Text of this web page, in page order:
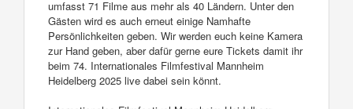
umfasst 71 Filme aus mehr als 40 Ländern. Unter den
Gästen wird es auch erneut einige Namhafte
Persönlichkeiten geben. Wir werden euch keine Kamera
zur Hand geben, aber dafür gerne eure Tickets damit ihr
beim 74. Internationales Filmfestival Mannheim
Heidelberg 2025 live dabei sein könnt.